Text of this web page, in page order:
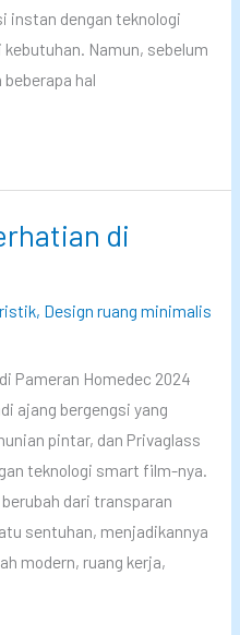
instan dengan teknologi
Namun, sebelum
hal
di
, Design ruang minimalis
Pameran Homedec 2024
ajang bergengsi yang
pintar, dan Privaglass
teknologi smart film-nya.
dari transparan
sentuhan, menjadikannya
modern, ruang kerja,